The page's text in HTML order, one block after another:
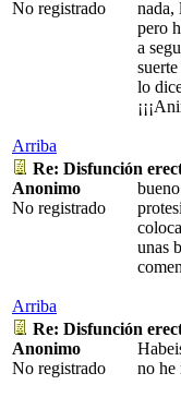
No registrado
nada,
pero
a
lo
Arriba
Re: Disfunción
Anonimo
No registrado
unas
Arriba
Re: Disfunción
Anonimo
No registrado
no he